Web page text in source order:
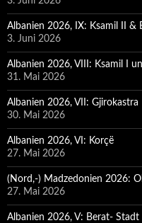
Albanien 2026, IX: Ksamil II &
3. Juni 2026
Albanien 2026, VIII: Ksamil I
31. Mai 2026
Albanien 2026, VII: Gjirokastra
30. Mai 2026
Albanien 2026, VI: Korçë
27. Mai 2026
(Nord,-) Madzedonien 2026:
27. Mai 2026
Albanien 2026, V: Berat-